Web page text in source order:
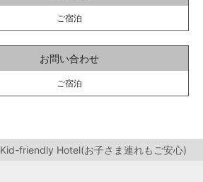
ご宿泊
お問い合わせ
ご宿泊
Kid-friendly Hotel(お子さま連れもご安心)